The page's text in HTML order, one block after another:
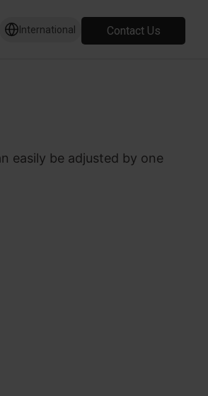
International Contact Us
easily be adjusted by one